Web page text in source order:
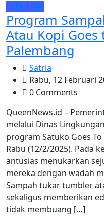
LAIN-LAIN
Program
Atau Kopi Goes
Palembang
Satria
Rabu, 12 Februari
0 Comments
QueenNews.id –
melalui Dinas
program Satuko Goes
Rabu (12/2/2025). Pada
antusias menukarkan
mereka dengan wadah
Sampah tukar tumbler
sekaligus memberikan
tidak membuang […]